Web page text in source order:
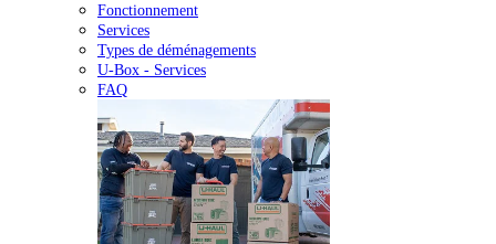
Fonctionnement
Services
Types de déménagements
U-Box - Services
FAQ